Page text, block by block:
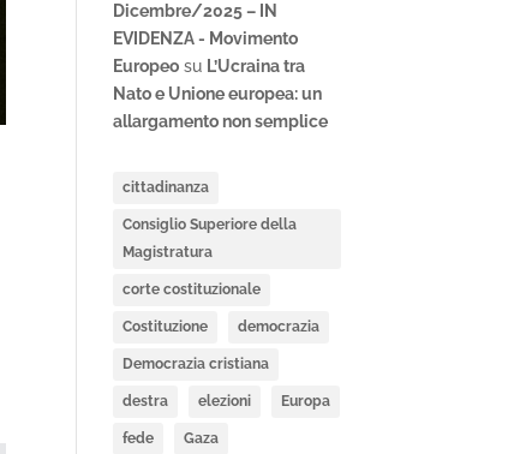
Dicembre/2025 – IN
EVIDENZA - Movimento
Europeo su L’Ucraina tra
Nato e Unione europea: un
allargamento non semplice
cittadinanza
Consiglio Superiore della
Magistratura
corte costituzionale
Costituzione democrazia
Democrazia cristiana
destra elezioni Europa
fede Gaza